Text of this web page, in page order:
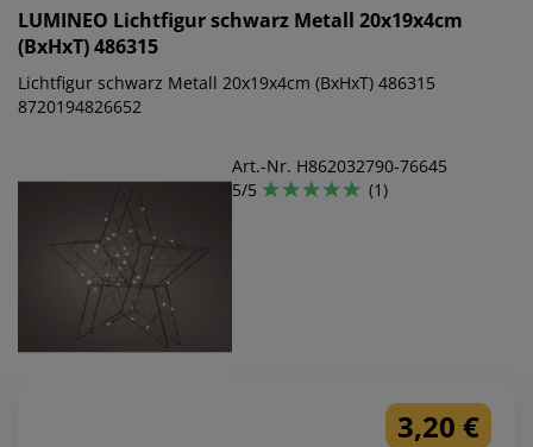
LUMINEO Lichtfigur schwarz Metall 20x19x4cm
(BxHxT) 486315
Lichtfigur schwarz Metall 20x19x4cm (BxHxT) 486315
8720194826652
Art.-Nr. H862032790-76645
5/5
(1)
3,20 €